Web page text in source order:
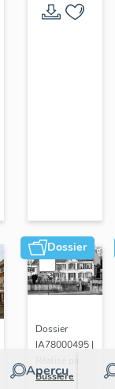
Dossier
Aperçu
Dossier
IA78000495 |
Bussière